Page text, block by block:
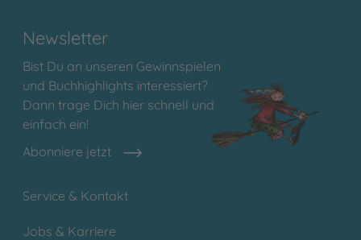
Newsletter
Bist Du an unseren Gewinnspielen
und Buchhighlights interessiert?
Dann trage Dich hier schnell und
einfach ein!
Abonniere jetzt
Service & Kontakt
Jobs & Karriere